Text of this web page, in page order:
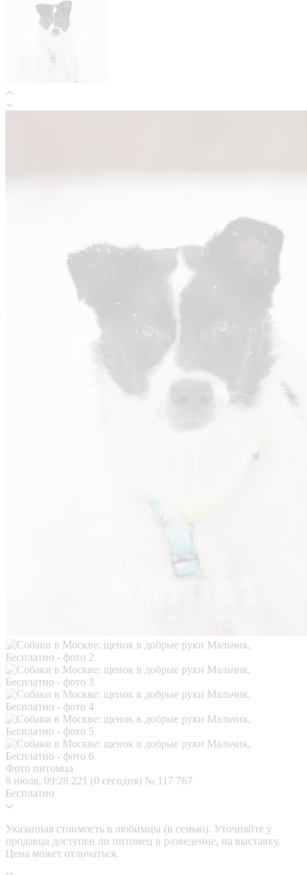
Фото питомца
8 июля, 09:28 221 (0 сегодня) № 117 767
Бесплатно
Указанная стоимость в любимцы (в семью). Уточняйте у
продавца доступен ли питомец в разведение, на выставку.
Цена может отличаться.